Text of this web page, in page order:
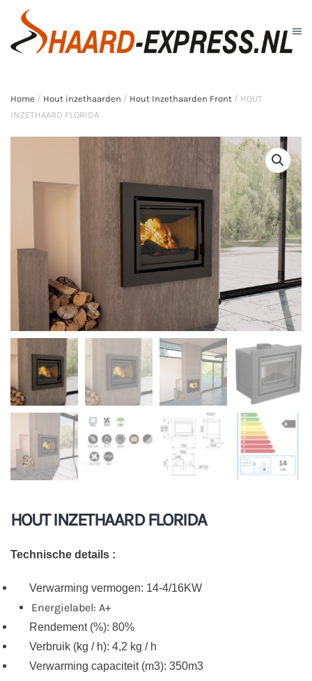
Skip to main content
Home / Hout inzethaarden / Hout Inzethaarden Front / HOUT
INZETHAARD FLORIDA
HOUT INZETHAARD FLORIDA
Technische details :
Verwarming vermogen: 14-4/16KW
Energielabel: A+
Rendement (%): 80%
Verbruik (kg / h): 4,2 kg / h
Verwarming capaciteit (m3): 350m3